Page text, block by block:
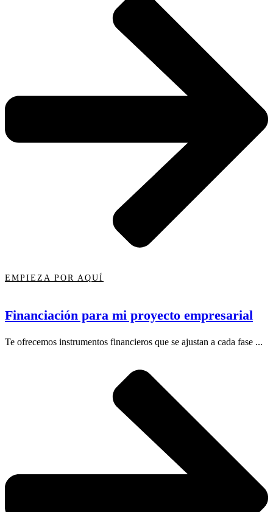
EMPIEZA POR AQUÍ
Financiación para mi proyecto empresarial
Te ofrecemos instrumentos financieros que se ajustan a cada fase ...